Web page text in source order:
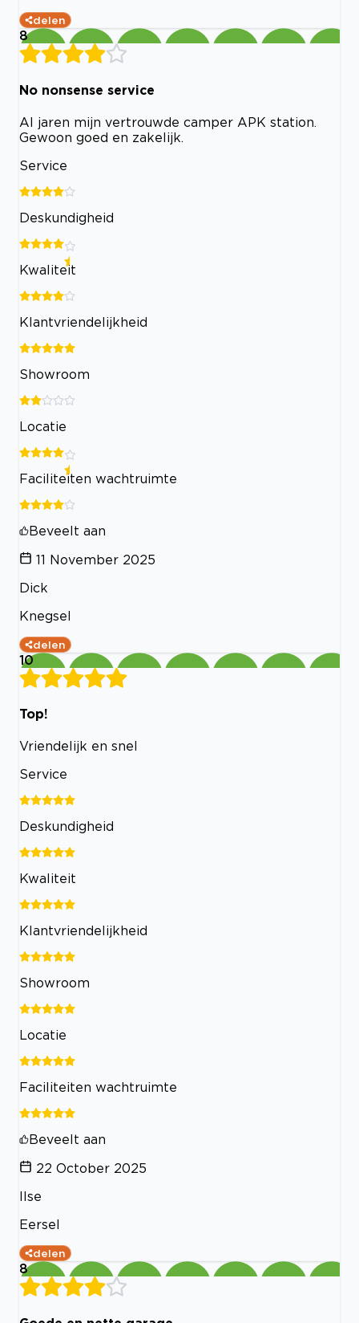
delen
8
No nonsense service
Al jaren mijn vertrouwde camper APK station.
Gewoon goed en zakelijk.
Service
Deskundigheid
Kwaliteit
Klantvriendelijkheid
Showroom
Locatie
Faciliteiten wachtruimte
Beveelt aan
11 November 2025
Dick
Knegsel
delen
10
Top!
Vriendelijk en snel
Service
Deskundigheid
Kwaliteit
Klantvriendelijkheid
Showroom
Locatie
Faciliteiten wachtruimte
Beveelt aan
22 October 2025
Ilse
Eersel
delen
8